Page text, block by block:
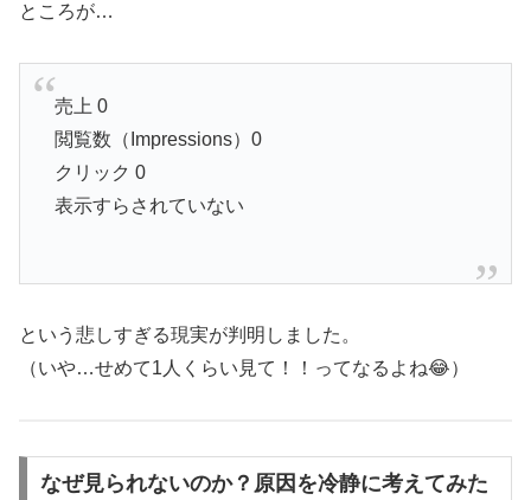
ところが…
売上 0
閲覧数（Impressions）0
クリック 0
表示すらされていない
という悲しすぎる現実が判明しました。
（いや…せめて1人くらい見て！！ってなるよね😂）
なぜ見られないのか？原因を冷静に考えてみた